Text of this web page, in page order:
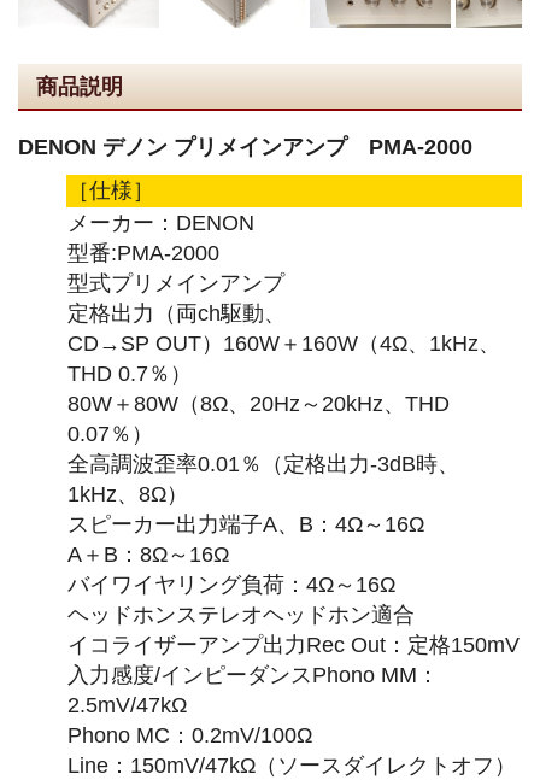
商品説明
DENON デノン プリメインアンプ PMA-2000
［仕様］
メーカー：DENON
型番:PMA-2000
型式プリメインアンプ
定格出力（両ch駆動、
CD→SP OUT）160W＋160W（4Ω、1kHz、
THD 0.7％）
80W＋80W（8Ω、20Hz～20kHz、THD
0.07％）
全高調波歪率0.01％（定格出力-3dB時、
1kHz、8Ω）
スピーカー出力端子A、B：4Ω～16Ω
A＋B：8Ω～16Ω
バイワイヤリング負荷：4Ω～16Ω
ヘッドホンステレオヘッドホン適合
イコライザーアンプ出力Rec Out：定格150mV
入力感度/インピーダンスPhono MM：
2.5mV/47kΩ
Phono MC：0.2mV/100Ω
Line：150mV/47kΩ（ソースダイレクトオフ）